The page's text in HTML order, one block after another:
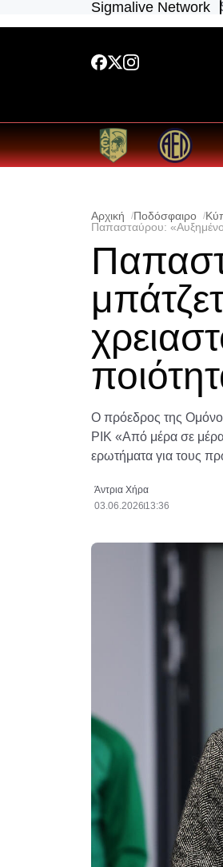
Sigmalive Network
Αρχική Ποδόσφαιρο
Παπασταύρου: «Αυξημένο
Ο πρόεδρος της
ΡΙΚ «Από μέρα σε
ερωτήματα για τους
Άντρια Χήρα
03.06.2026 13:36